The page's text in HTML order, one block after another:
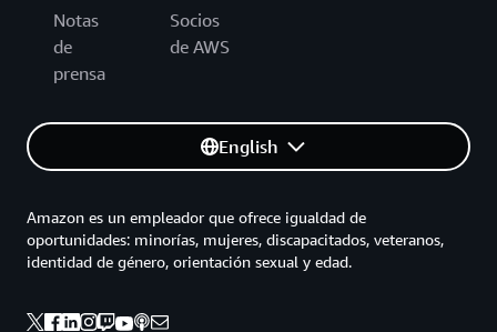
Notas
de
prensa
Socios
de AWS
English
Amazon es un empleador que ofrece igualdad de
oportunidades: minorías, mujeres, discapacitados, veteranos,
identidad de género, orientación sexual y edad.